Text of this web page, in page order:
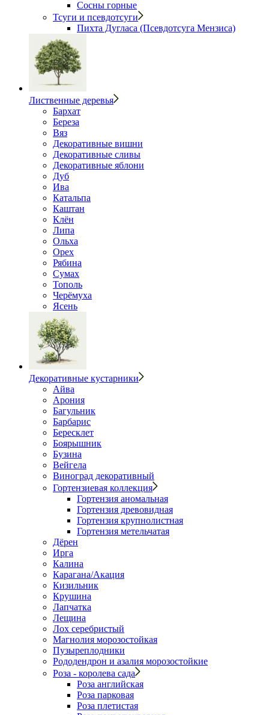
Сосны горные
Тсуги и псевдотсуги
Пихта Дугласа (Псевдотсуга Мензиса)
Лиственные деревья
Бархат
Береза
Вяз
Декоративные вишни
Декоративные сливы
Декоративные яблони
Дуб
Ива
Катальпа
Каштан
Клён
Липа
Ольха
Орех
Рябина
Сумах
Тополь
Черёмуха
Ясень
Декоративные кустарники
Айва
Арония
Багульник
Барбарис
Бересклет
Боярышник
Бузина
Вейгела
Виноград декоративный
Гортензиевая коллекция
Гортензия аномальная
Гортензия древовидная
Гортензия крупнолистная
Гортензия метельчатая
Дёрен
Ирга
Калина
Карагана/Акация
Кизильник
Крушина
Лапчатка
Лещина
Лох серебристый
Магнолия морозостойкая
Пузыреплодники
Рододендрон и азалия морозостойкие
Роза - королева сада
Роза английская
Роза парковая
Роза плетистая